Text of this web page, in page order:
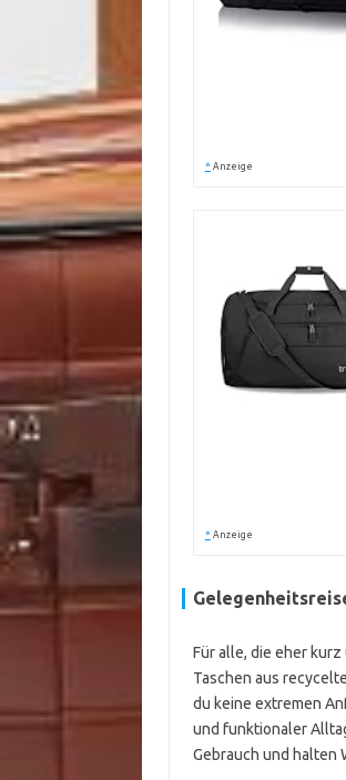
* Anzeige
* Anzeige
Für alle, die eher
Taschen aus
du keine extremen
und funktionaler
Gebrauch und halten